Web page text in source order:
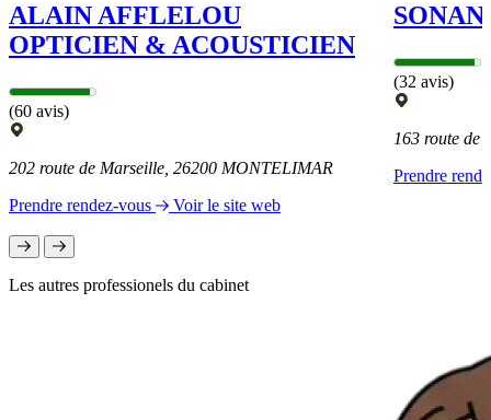
ALAIN AFFLELOU
OPTICIEN & ACOUSTICIEN
(60 avis)
202 route de Marseille, 26200 MONTELIMAR
Prendre rendez-vous
Voir le site web
(32 avis)
163 route de
Prendre
Les autres professionels du cabinet